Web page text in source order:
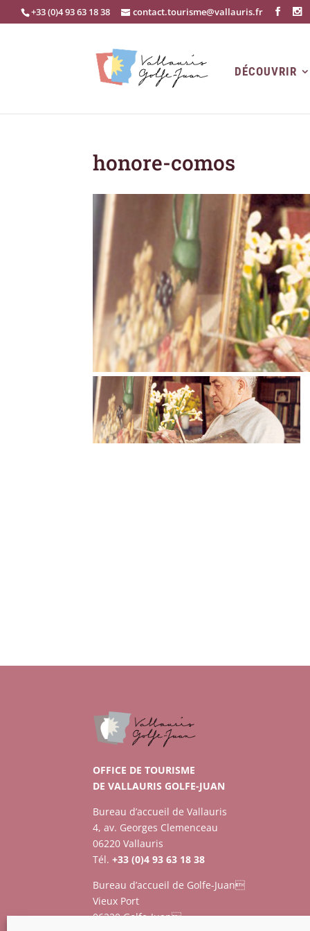
+33 (0)4 93 63 18 38 contact.tourisme@vallauris.fr
DÉCOUVRIR
honore-comos
OFFICE DE TOURISME
DE VALLAURIS GOLFE-JUAN
Bureau d’accueil de Vallauris
4, av. Georges Clemenceau
06220 Vallauris
Tél.+33 (0)4 93 63 18 38
Bureau d’accueil de Golfe-Juan
Vieux Port
06220 Golfe-Juan